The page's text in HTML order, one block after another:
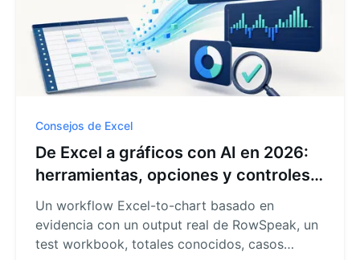
Consejos de Excel
De Excel a gráficos con AI en 2026:
herramientas, opciones y controles
de revisión
Un workflow Excel-to-chart basado en
evidencia con un output real de RowSpeak, un
test workbook, totales conocidos, casos